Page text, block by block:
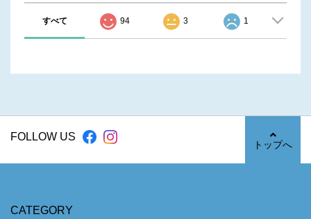
すべて 94 3 1
FOLLOW US
トップへ
CATEGORY